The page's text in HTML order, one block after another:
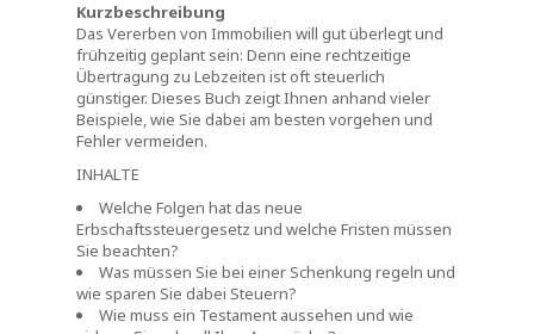
Kurzbeschreibung
Das Vererben von Immobilien will gut überlegt und
frühzeitig geplant sein: Denn eine rechtzeitige
Übertragung zu Lebzeiten ist oft steuerlich
günstiger. Dieses Buch zeigt Ihnen anhand vieler
Beispiele, wie Sie dabei am besten vorgehen und
Fehler vermeiden.
INHALTE
Welche Folgen hat das neue
Erbschaftssteuergesetz und welche Fristen müssen
Sie beachten?
Was müssen Sie bei einer Schenkung regeln und
wie sparen Sie dabei Steuern?
Wie muss ein Testament aussehen und wie